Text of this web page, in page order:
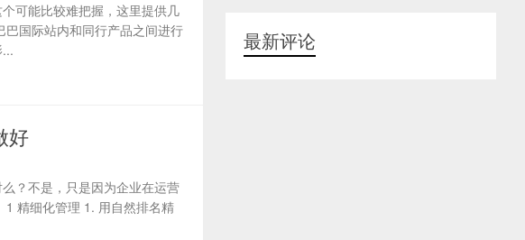
可能比较难把握，这里提供几
国际站内和同行产品之间进行
好
？不是，只是因为企业在运营
精细化管理 1. 用自然排名精
最新评论